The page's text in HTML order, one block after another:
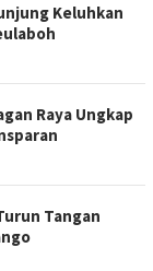
Keluhkan
Raya Ungkap
Tangan